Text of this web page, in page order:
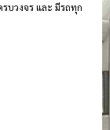
บวงจร และ มีรถทุก